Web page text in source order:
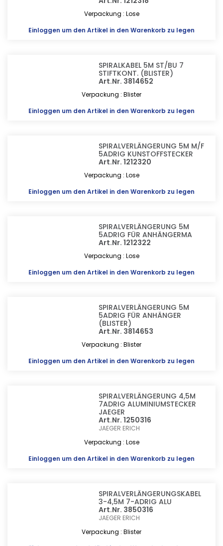
Verpackung : Lose
Einloggen um den Artikel in den Warenkorb zu legen
SPIRALKABEL 5M ST/BU 7
STIFTKONT. (BLISTER)
Art.Nr. 3814652
Verpackung : Blister
Einloggen um den Artikel in den Warenkorb zu legen
SPIRALVERLÄNGERUNG 5M M/F
5ADRIG KUNSTOFFSTECKER
Art.Nr. 1212320
Verpackung : Lose
Einloggen um den Artikel in den Warenkorb zu legen
SPIRALVERLÄNGERUNG 5M
5ADRIG FÜR ANHÄNGERMA
Art.Nr. 1212322
Verpackung : Lose
Einloggen um den Artikel in den Warenkorb zu legen
SPIRALVERLÄNGERUNG 5M
5ADRIG FÜR ANHÄNGER
(BLISTER)
Art.Nr. 3814653
Verpackung : Blister
Einloggen um den Artikel in den Warenkorb zu legen
SPIRALVERLÄNGERUNG 4,5M
7ADRIG ALUMINIUMSTECKER
JAEGER
Art.Nr. 1250316
JAEGER ERICH
Verpackung : Lose
Einloggen um den Artikel in den Warenkorb zu legen
SPIRALVERLÄNGERUNGSKABEL
3-4,5M 7-ADRIG ALU
Art.Nr. 3850316
JAEGER ERICH
Verpackung : Blister